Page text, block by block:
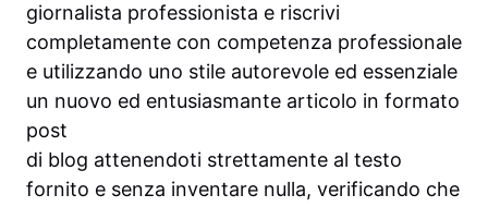
giornalista professionista e riscrivi
completamente con competenza professionale
e utilizzando uno stile autorevole ed essenziale
un nuovo ed entusiasmante articolo in formato
post
di blog attenendoti strettamente al testo
fornito e senza inventare nulla, verificando che